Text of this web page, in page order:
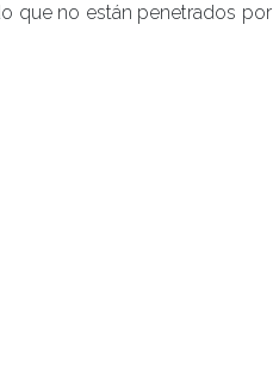
que no están penetrados por